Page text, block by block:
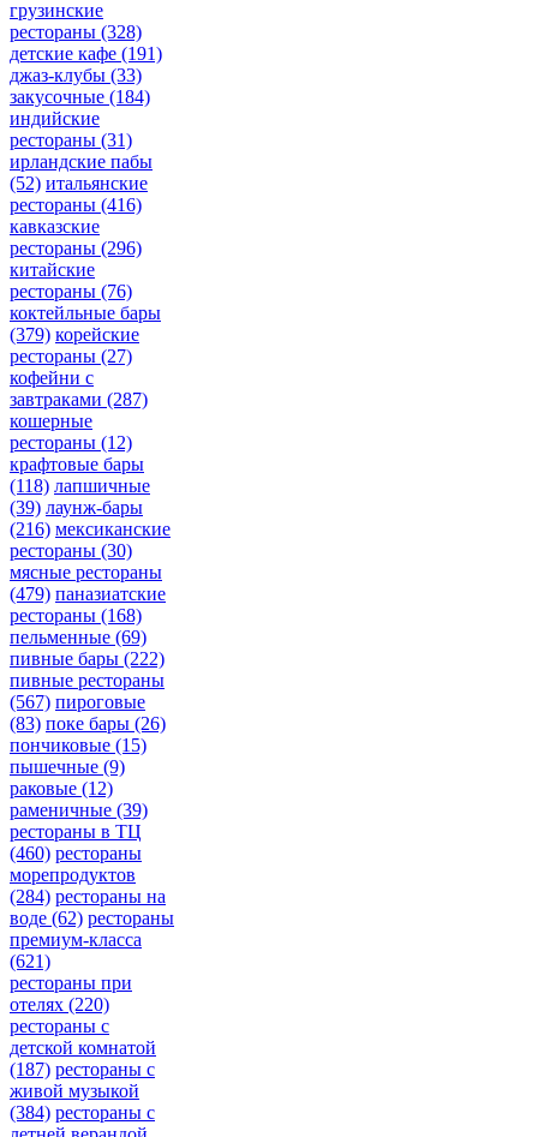
грузинские
рестораны (328)
детские кафе (191)
джаз-клубы (33)
закусочные (184)
индийские
рестораны (31)
ирландские пабы
(52) итальянские
рестораны (416)
кавказские
рестораны (296)
китайские
рестораны (76)
коктейльные бары
(379) корейские
рестораны (27)
кофейни с
завтраками (287)
кошерные
рестораны (12)
крафтовые бары
(118) лапшичные
(39) лаунж-бары
(216) мексиканские
рестораны (30)
мясные рестораны
(479) паназиатские
рестораны (168)
пельменные (69)
пивные бары (222)
пивные рестораны
(567) пироговые
(83) поке бары (26)
пончиковые (15)
пышечные (9)
раковые (12)
раменичные (39)
рестораны в ТЦ
(460) рестораны
морепродуктов
(284) рестораны на
воде (62) рестораны
премиум-класса
(621)
рестораны при
отелях (220)
рестораны с
детской комнатой
(187) рестораны с
живой музыкой
(384) рестораны с